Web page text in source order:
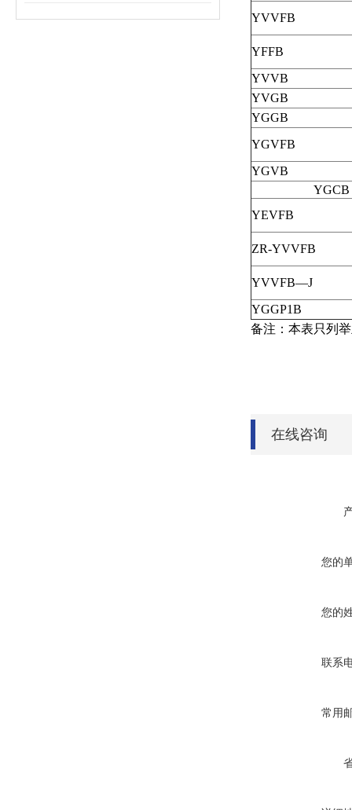
YVVFB
YFFB
YVVB
YVGB
YGGB
YGVFB
YGVB
YGCB
YEVFB
ZR-YVVFB
YVVFB—J
YGGP1B
备注：本表只列
在线咨询
您的
您的
联系
常用